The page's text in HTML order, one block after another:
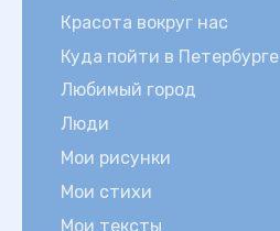
Красота вокруг нас
Куда пойти в Петербурге
Любимый город
Люди
Мои рисунки
Мои стихи
Мои тексты